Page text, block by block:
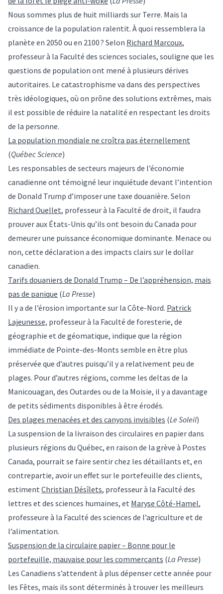
Nous sommes plus de huit milliards sur Terre. Mais la
croissance de la population ralentit. À quoi ressemblera la
planète en 2050 ou en 2100 ? Selon Richard Marcoux,
professeur à la Faculté des sciences sociales, souligne que les
questions de population ont mené à plusieurs dérives
autoritaires. Le catastrophisme va dans des perspectives
très idéologiques, où on prône des solutions extrêmes, mais
il est possible de réduire la natalité en respectant les droits
de la personne.
La population mondiale ne croîtra pas éternellement
(Québec Science)
Les responsables de secteurs majeurs de l’économie
canadienne ont témoigné leur inquiétude devant l’intention
de Donald Trump d’imposer une taxe douanière. Selon
Richard Ouellet, professeur à la Faculté de droit, il faudra
prouver aux États-Unis qu’ils ont besoin du Canada pour
demeurer une puissance économique dominante. Menace ou
non, cette déclaration a des impacts clairs sur le dollar
canadien.
Tarifs douaniers de Donald Trump – De l’appréhension, mais
pas de panique (La Presse)
Il y a de l’érosion importante sur la Côte-Nord. Patrick
Lajeunesse, professeur à la Faculté de foresterie, de
géographie et de géomatique, indique que la région
immédiate de Pointe-des-Monts semble en être plus
préservée que d’autres puisqu’il y a relativement peu de
plages. Pour d’autres régions, comme les deltas de la
Manicouagan, des Outardes ou de la Moisie, il y a davantage
de petits sédiments disponibles à être érodés.
Des plages menacées et des canyons invisibles (Le Soleil)
La suspension de la livraison des circulaires en papier dans
plusieurs régions du Québec, en raison de la grève à Postes
Canada, pourrait se faire sentir chez les détaillants et, en
contrepartie, avoir un effet sur le portefeuille des clients,
estiment Christian Désîlets, professeur à la Faculté des
lettres et des sciences humaines, et Maryse Côté-Hamel,
professeure à la Faculté des sciences de l’agriculture et de
l’alimentation.
Suspension de la circulaire papier – Bonne pour le
portefeuille, mauvaise pour les commerçants (La Presse)
Les Canadiens s’attendent à plus dépenser cette année pour
les Fêtes, mais ils sont déterminés à trouver les meilleurs